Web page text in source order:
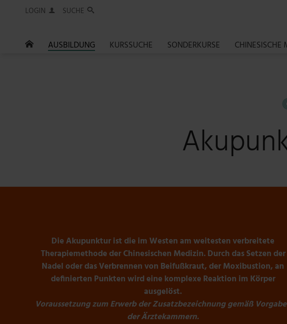
LOGIN SUCHE 
 AUSBILDUNG KURSSUCHE SONDERKURSE CHINESISCHE
Die Akupunktur ist die im Westen am weitesten verbreitete
Therapiemethode der Chinesischen Medizin. Durch das Setzen der
Nadel oder das Verbrennen von Beifußkraut, der Moxibustion, an
definierten Punkten wird eine komplexe Reaktion im Körper
ausgelöst.
Voraussetzung zum Erwerb der Zusatzbezeichnung gemäß
der Ärztekammern.